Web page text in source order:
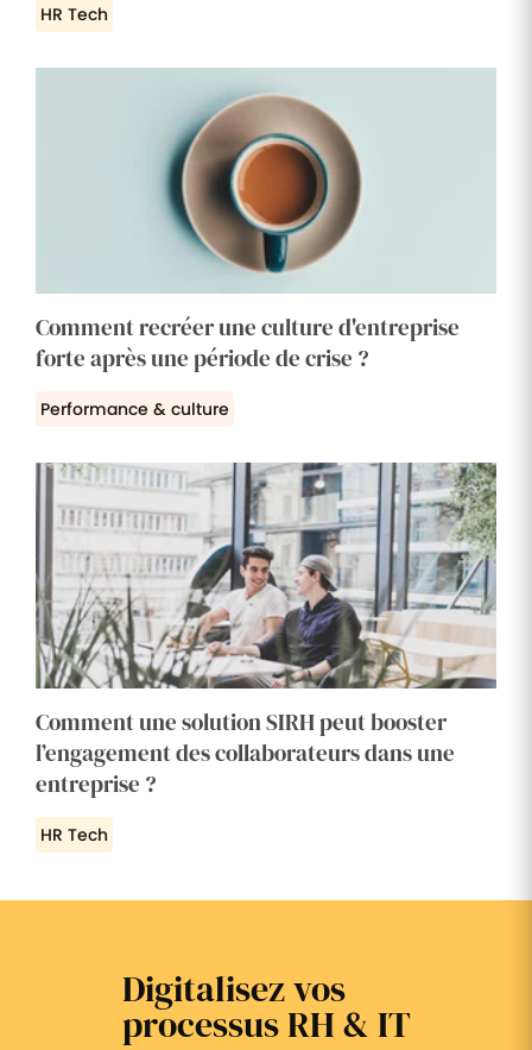
HR Tech
Comment recréer une culture d'entreprise
forte après une période de crise ?
Performance & culture
Comment une solution SIRH peut booster
l’engagement des collaborateurs dans une
entreprise ?
HR Tech
Digitalisez vos
processus RH & IT